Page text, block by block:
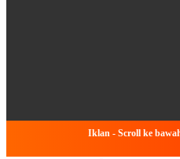
Iklan - Scroll ke